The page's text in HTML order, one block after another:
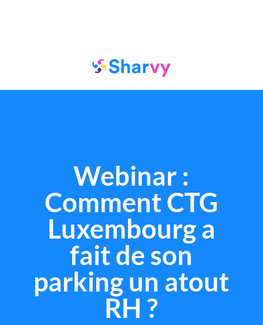
Webinar :
Comment CTG
Luxembourg a
fait de son
parking un atout
RH ?